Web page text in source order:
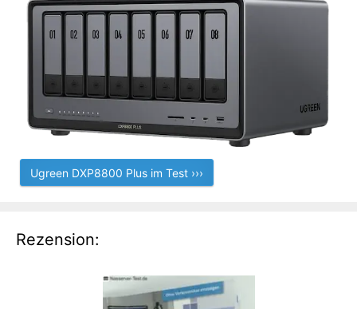
Ugreen DXP8800 Plus im Test ›››
Rezension: